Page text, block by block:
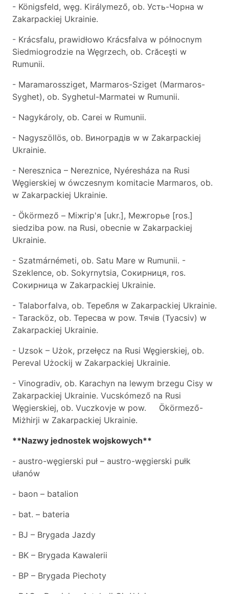
- Königsfeld, węg. Királymező, ob. Усть-Чорна w
Zakarpackiej Ukrainie.
- Krácsfalu, prawidłowo Krácsfalva w północnym
Siedmiogrodzie na Węgrzech, ob. Crăceşti w
Rumunii.
- Maramarossziget, Marmaros-Sziget (Marmaros-
Syghet), ob. Syghetul-Marmatei w Rumunii.
- Nagykároly, ob. Carei w Rumunii.
- Nagyszöllös, ob. Виноградів w w Zakarpackiej
Ukrainie.
- Neresznica – Nereznice, Nyéresháza na Rusi
Węgierskiej w ówczesnym komitacie Marmaros, ob.
w Zakarpackiej Ukrainie.
- Ökörmező – Міжгір'я [ukr.], Межгорье [ros.]
siedziba pow. na Rusi, obecnie w Zakarpackiej
Ukrainie.
- Szatmárnémeti, ob. Satu Mare w Rumunii. -
Szeklence, ob. Sokyrnytsia, Сокирниця, ros.
Сокирница w Zakarpackiej Ukrainie.
- Talaborfalva, ob. Теребля w Zakarpackiej Ukrainie.
- Taracköz, ob. Тересва w pow. Тячів (Tyacsiv) w
Zakarpackiej Ukrainie.
- Uzsok – Użok, przełęcz na Rusi Węgierskiej, ob.
Pereval Użockij w Zakarpackiej Ukrainie.
- Vinogradiv, ob. Karachyn na lewym brzegu Cisy w
Zakarpackiej Ukrainie. Vucskómező na Rusi
Węgierskiej, ob. Vuczkovje w pow. Ökörmező-
Miżhirji w Zakarpackiej Ukrainie.
**Nazwy jednostek wojskowych**
- austro-węgierski puł – austro-węgierski pułk
ułanów
- baon – batalion
- bat. – bateria
- BJ – Brygada Jazdy
- BK – Brygada Kawalerii
- BP – Brygada Piechoty